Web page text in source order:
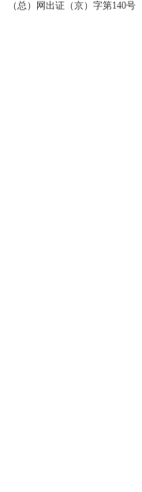
（总）网出证（京）字第140号